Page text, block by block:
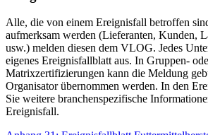
Alle, die von einem Ereignisfall betroffen
aufmerksam werden (Lieferanten, Kunden,
usw.) melden diesen dem VLOG. Jedes
eigenes Ereignisfallblatt aus. In Gruppen-
Matrixzertifizierungen kann die Meldung
Organisator übernommen werden. In den
Sie weitere branchenspezifische
Ereignisfall.